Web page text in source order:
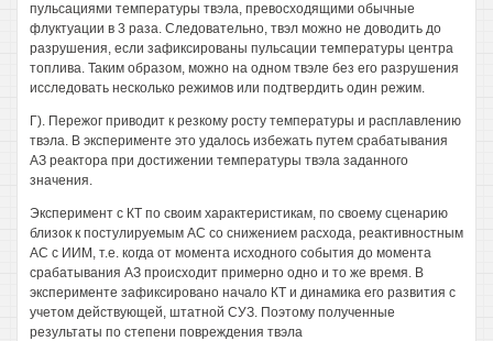
пульсациями температуры твэла, превосходящими обычные
флуктуации в 3 раза. Следовательно, твэл можно не доводить до
разрушения, если зафиксированы пульсации температуры центра
топлива. Таким образом, можно на одном твэле без его разрушения
исследовать несколько режимов или подтвердить один режим.
Г). Пережог приводит к резкому росту температуры и расплавлению
твэла. В эксперименте это удалось избежать путем срабатывания
АЗ реактора при достижении температуры твэла заданного
значения.
Эксперимент с КТ по своим характеристикам, по своему сценарию
близок к постулируемым АС со снижением расхода, реактивностным
АС с ИИМ, т.е. когда от момента исходного события до момента
срабатывания АЗ происходит примерно одно и то же время. В
эксперименте зафиксировано начало КТ и динамика его развития с
учетом действующей, штатной СУЗ. Поэтому полученные
результаты по степени повреждения твэла